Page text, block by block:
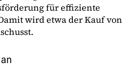
für effiziente
wird etwa der Kauf von